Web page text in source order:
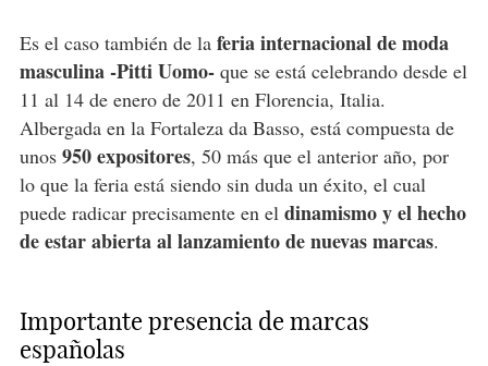
Es el caso también de la feria internacional de moda
masculina -Pitti Uomo-que se está celebrando desde el
11 al 14 de enero de 2011 en Florencia, Italia.
Albergada en la Fortaleza da Basso, está compuesta de
unos 950 expositores, 50 más que el anterior año, por
lo que la feria está siendo sin duda un éxito, el cual
puede radicar precisamente en el dinamismo y el hecho
de estar abierta al lanzamiento de nuevas marcas.
Importante presencia de marcas
españolas